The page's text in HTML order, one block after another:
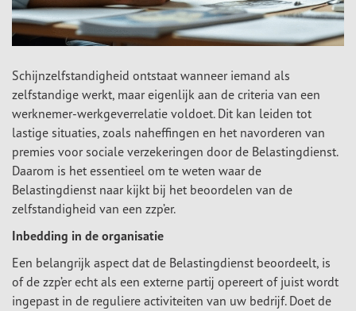
Schijnzelfstandigheid ontstaat wanneer iemand als
zelfstandige werkt, maar eigenlijk aan de criteria van een
werknemer-werkgeverrelatie voldoet. Dit kan leiden tot
lastige situaties, zoals naheffingen en het navorderen van
premies voor sociale verzekeringen door de Belastingdienst.
Daarom is het essentieel om te weten waar de
Belastingdienst naar kijkt bij het beoordelen van de
zelfstandigheid van een zzp’er.
Inbedding in de organisatie
Een belangrijk aspect dat de Belastingdienst beoordeelt, is
of de zzp’er echt als een externe partij opereert of juist wordt
ingepast in de reguliere activiteiten van uw bedrijf. Doet de